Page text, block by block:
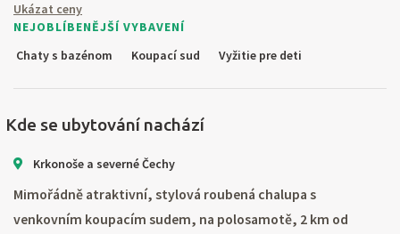
CZ SK EN
DE
Ukázat ceny
NEJOBLÍBENĚJŠÍ VYBAVENÍ
Chaty s bazénom
Koupací sud Vyžitie pre deti
Kde se ubytování nachází
Krkonoše a severné Čechy
Mimořádně atraktivní, stylová roubená chalupa s
venkovním koupacím sudem, na polosamotě, 2 km od